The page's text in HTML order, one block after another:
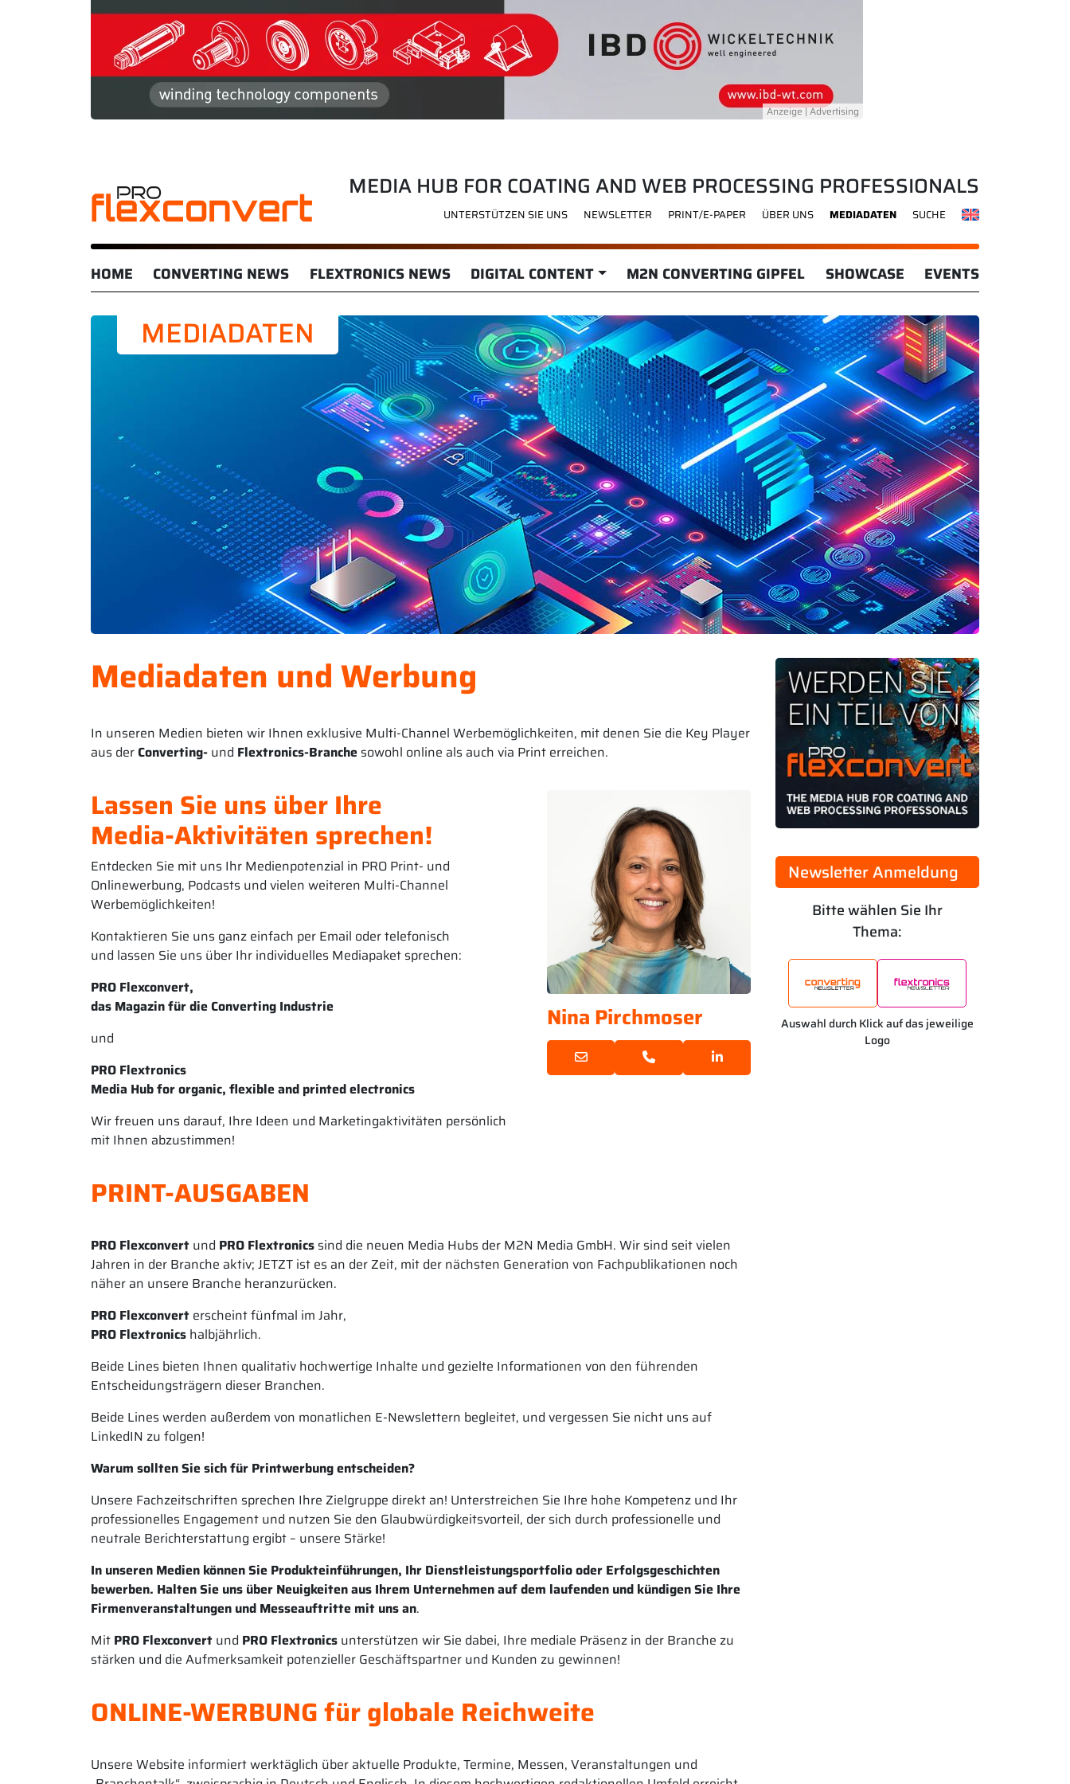
MEDIA HUB FOR COATING AND WEB PROCESSING PROFESSIONALS
UNTERSTÜTZEN SIE UNS NEWSLETTER PRINT/E-PAPER ÜBER UNS MEDIADATEN SUCHE
HOME CONVERTING NEWS FLEXTRONICS NEWS DIGITAL CONTENT M2N CONVERTING GIPFEL SHOWCASE EVENTS
MEDIADATEN
Mediadaten und Werbung
In unseren Medien bieten wir Ihnen exklusive Multi-Channel Werbemöglichkeiten, mit denen Sie die Key Player
aus derConverting- und Flextronics-Branche sowohl online als auch via Print erreichen.
Lassen Sie uns über Ihre
Media-Aktivitäten sprechen!
Entdecken Sie mit uns Ihr Medienpotenzial in PRO Print- und
Onlinewerbung, Podcasts und vielen weiteren Multi-Channel
Werbemöglichkeiten!
Kontaktieren Sie uns ganz einfach per Email oder telefonisch
und lassen Sie uns über Ihr individuelles Mediapaket sprechen:
PRO Flexconvert,
das Magazin für die Converting Industrie
und
PRO Flextronics
Media Hub for organic, flexible and printed electronics
Wir freuen uns darauf, Ihre Ideen und Marketingaktivitäten persönlich
mit Ihnen abzustimmen!
Nina Pirchmoser
PRINT-AUSGABEN
PRO Flexconvert und PRO Flextronics sind die neuen Media Hubs der M2N Media GmbH. Wir sind seit vielen
Jahren in der Branche aktiv; JETZT ist es an der Zeit, mit der nächsten Generation von Fachpublikationen noch
näher an unsere Branche heranzurücken.
PRO Flexconvert erscheint fünfmal im Jahr,
PRO Flextronics halbjährlich.
Beide Lines bieten Ihnen qualitativ hochwertige Inhalte und gezielte Informationen von den führenden
Entscheidungsträgern dieser Branchen.
Beide Lines werden außerdem von monatlichen E-Newslettern begleitet, und vergessen Sie nicht uns auf
LinkedIN zu folgen!
Warum sollten Sie sich für Printwerbung entscheiden?
Unsere Fachzeitschriften sprechen Ihre Zielgruppe direkt an! Unterstreichen Sie Ihre hohe Kompetenz und Ihr
professionelles Engagement und nutzen Sie den Glaubwürdigkeitsvorteil, der sich durch professionelle und
neutrale Berichterstattung ergibt – unsere Stärke!
In unseren Medien können Sie Produkteinführungen, Ihr Dienstleistungsportfolio oder Erfolgsgeschichten
bewerben. Halten Sie uns über Neuigkeiten aus Ihrem Unternehmen auf dem laufenden und kündigen Sie Ihre
Firmenveranstaltungen und Messeauftritte mit uns an.
Mit PRO Flexconvert und PRO Flextronics unterstützen wir Sie dabei, Ihre mediale Präsenz in der Branche zu
stärken und die Aufmerksamkeit potenzieller Geschäftspartner und Kunden zu gewinnen!
ONLINE-WERBUNG für globale Reichweite
Unsere Website informiert werktäglich über aktuelle Produkte, Termine, Messen, Veranstaltungen und
Newsletter Anmeldung
Bitte wählen Sie Ihr
Thema:
Auswahl durch Klick auf das jeweilige
Logo